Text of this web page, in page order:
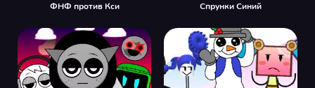
ФНФ против Кси Спрунки Синий